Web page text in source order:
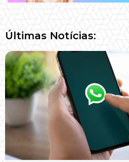
Últimas Notícias: